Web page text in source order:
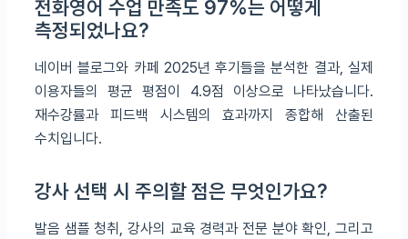
전화영어 수업 만족도 97%는 어떻게
측정되었나요?
네이버 블로그와 카페 2025년 후기들을 분석한 결과, 실제
이용자들의 평균 평점이 4.9점 이상으로 나타났습니다.
재수강률과 피드백 시스템의 효과까지 종합해 산출된
수치입니다.
강사 선택 시 주의할 점은 무엇인가요?
발음 샘플 청취, 강사의 교육 경력과 전문 분야 확인, 그리고